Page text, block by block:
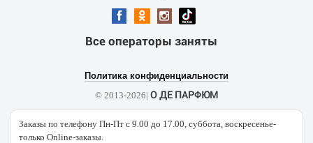
Все операторы заняты
Политика конфиденциальности
© 2013-2026| О ДЕ ПАРФЮМ
Заказы по телефону Пн-Пт с 9.00 до 17.00, суббота, воскресенье-
только Online-заказы.